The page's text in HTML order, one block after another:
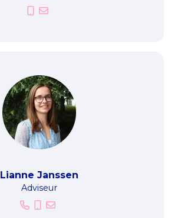
Lianne Janssen
Adviseur